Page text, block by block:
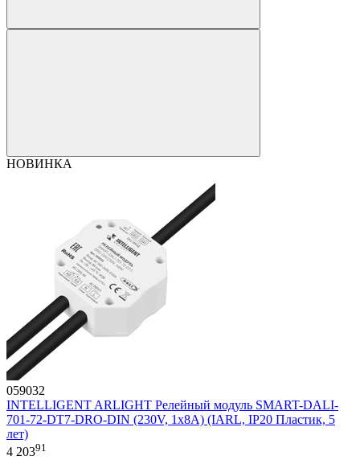
НОВИНКА
059032
INTELLIGENT ARLIGHT Релейный модуль SMART-DALI-
701-72-DT7-DRO-DIN (230V, 1x8A) (IARL, IP20 Пластик, 5
лет)
4 20391